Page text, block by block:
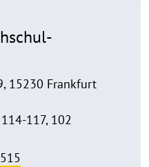
15230 Frankfurt
117, 102